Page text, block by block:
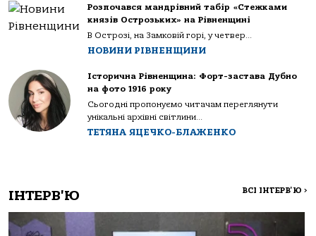
Розпочався мандрівний табір «Стежками
князів Острозьких» на Рівненщині
В Острозі, на Замковій горі, у четвер...
НОВИНИ РІВНЕНЩИНИ
Історична Рівненщина: Форт-застава Дубно
на фото 1916 року
Сьогодні пропонуємо читачам переглянути
унікальні архівні світлини...
ТЕТЯНА ЯЦЕЧКО-БЛАЖЕНКО
ІНТЕРВ'Ю ВСІ ІНТЕРВ'Ю >